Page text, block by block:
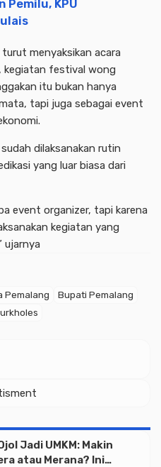
Pemilu, KPU
menyaksikan acara
kegiatan festival wong
itu bukan hanya
tapi juga sebagai event
dilaksanakan rutin
yang luar biasa dari
event organizer, tapi karena
kegiatan yang
ujarnya
Pemalang
Bupati Pemalang
Jadi UMKM: Makin
atau Merana? Ini